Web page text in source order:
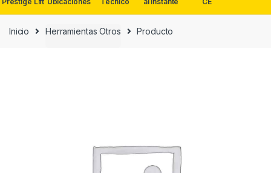
Inicio Herramientas Otros Producto